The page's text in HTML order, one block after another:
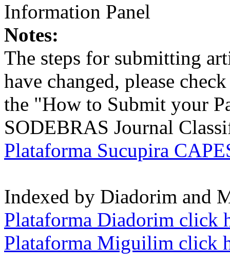
Information Panel
Notes:
The steps for submitting
have changed, please
the "How to Submit your
SODEBRAS Journal
Plataforma Sucupira
Indexed by Diadorim and
Plataforma Diadorim click
Plataforma Miguilim click